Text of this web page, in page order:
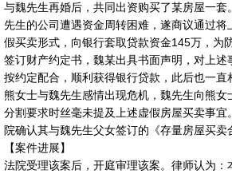
与魏先生再婚后，共同出资购买了某房屋一
先生的公司遭遇资金周转困难，遂商议通过
假买卖形式，向银行套取贷款资金145万，为
签订财产约定书，魏某出具书面声明，对上
按约定配合，顺利获得银行贷款，此后也一直
熊女士与魏先生感情出现危机，魏先生向熊
分割要求时丝毫未提及上述虚假房屋买卖事
院确认其与魏先生父女签订的《存量房屋买卖
【案件进展】
法院受理该案后，开庭审理该案。律师认为：